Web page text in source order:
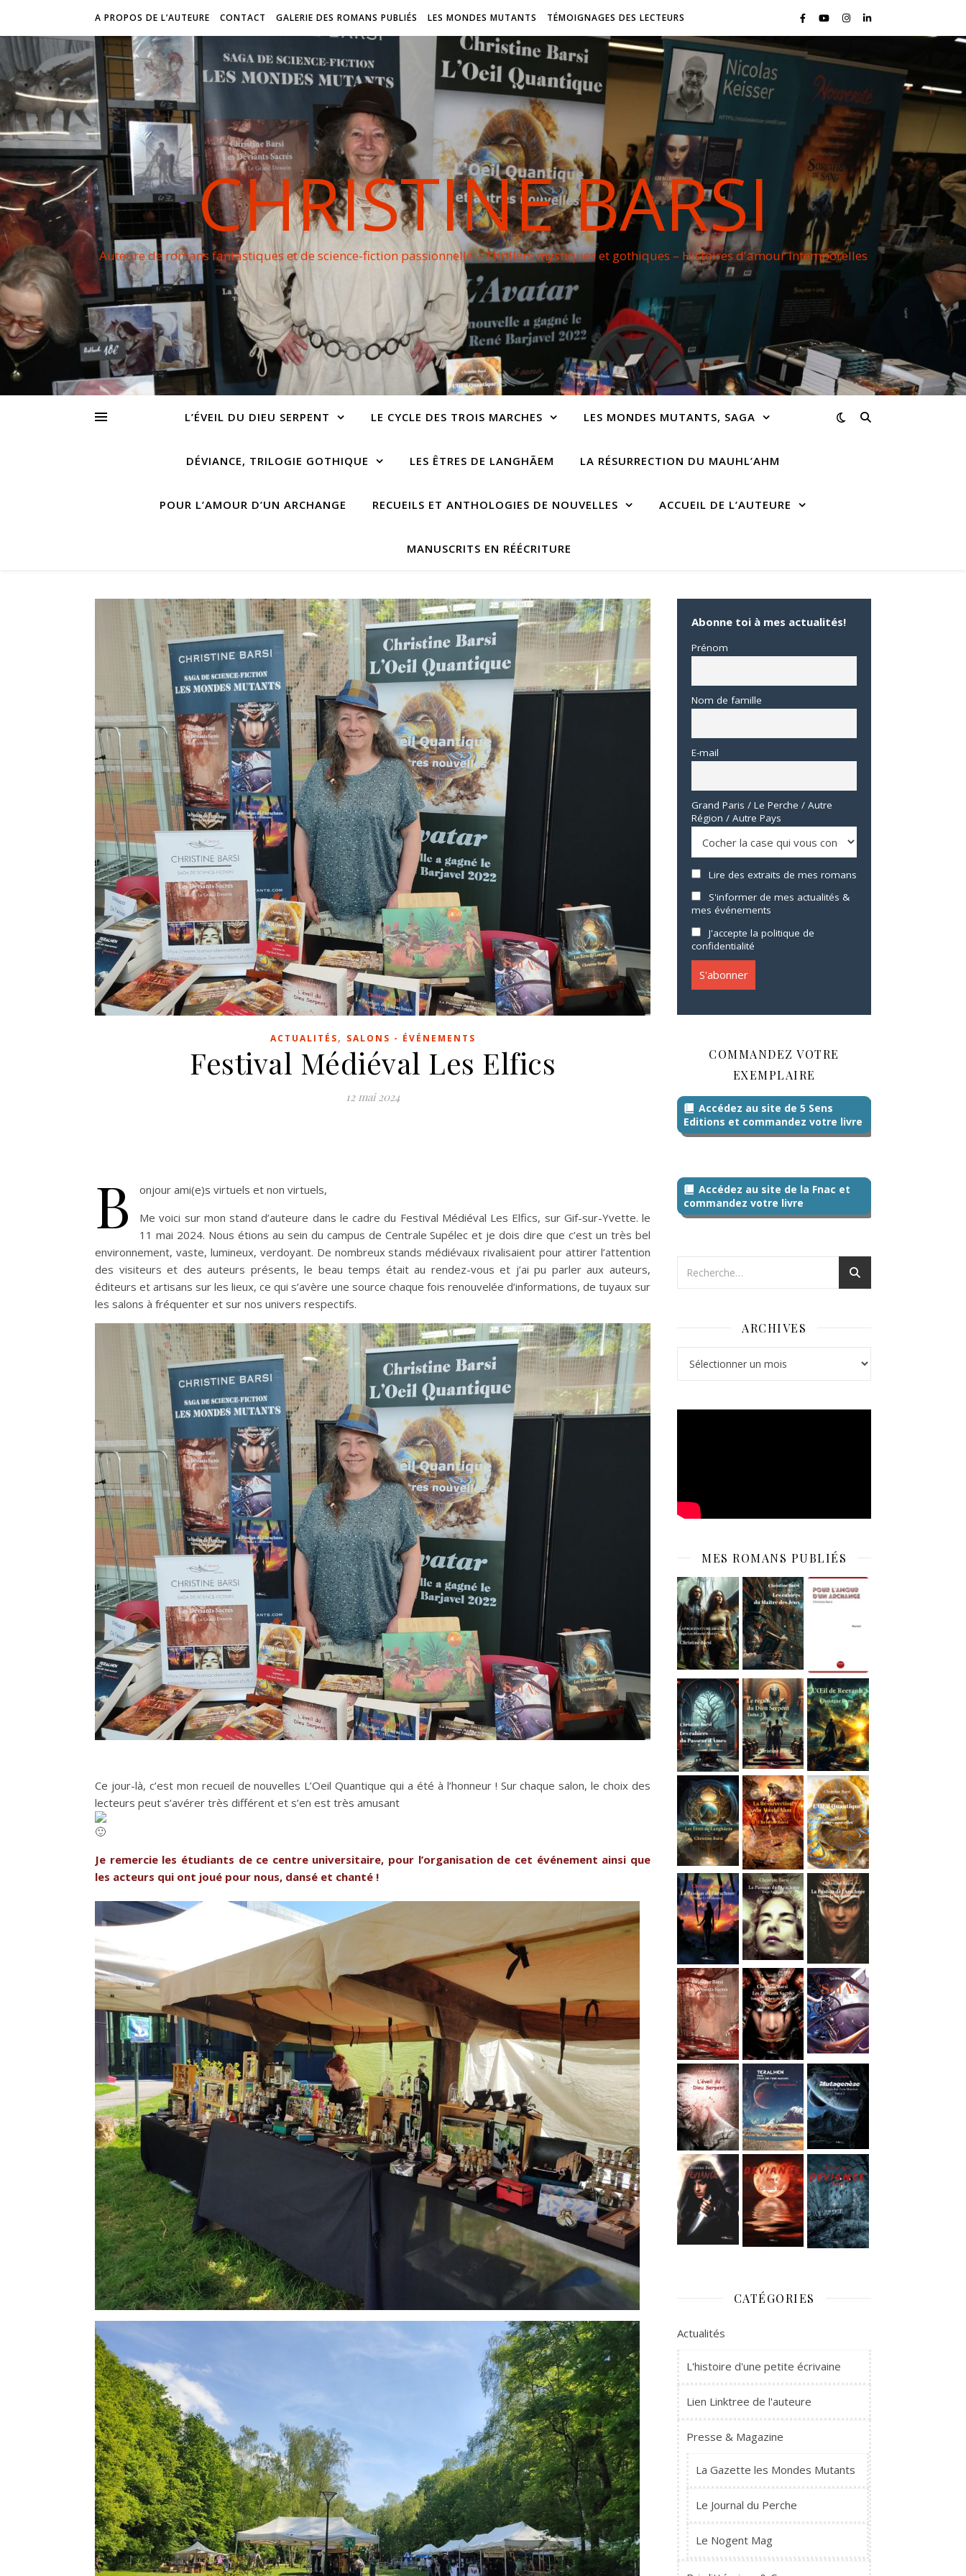
A PROPOS DE L’AUTEURE CONTACT GALERIE DES ROMANS PUBLIÉS LES MONDES MUTANTS TÉMOIGNAGES DES LECTEURS
CHRISTINE BARSI
Auteure de romans fantastiques et de science-fiction passionnelle – Thrillers mystiques et gothiques – Histoires d'amour intemporelles
L’ÉVEIL DU DIEU SERPENT LE CYCLE DES TROIS MARCHES LES MONDES MUTANTS, SAGA
DÉVIANCE, TRILOGIE GOTHIQUE LES ÊTRES DE LANGHÃEM LA RÉSURRECTION DU MAUHL’AHM
POUR L’AMOUR D’UN ARCHANGE RECUEILS ET ANTHOLOGIES DE NOUVELLES ACCUEIL DE L’AUTEURE
MANUSCRITS EN RÉÉCRITURE
ACTUALITÉS, SALONS - ÉVÉNEMENTS
Festival Médiéval Les Elfics
12 mai 2024
B
onjour ami(e)s virtuels et non virtuels,
Me voici sur mon stand d’auteure dans le cadre du Festival Médiéval Les Elfics, sur Gif-sur-Yvette. le
11 mai 2024. Nous étions au sein du campus de Centrale Supélec et je dois dire que c’est un très bel
environnement, vaste, lumineux, verdoyant. De nombreux stands médiévaux rivalisaient pour attirer l’attention
des visiteurs et des auteurs présents, le beau temps était au rendez-vous et j’ai pu parler aux auteurs,
éditeurs et artisans sur les lieux, ce qui s’avère une source chaque fois renouvelée d’informations, de tuyaux sur
les salons à fréquenter et sur nos univers respectifs.
Ce jour-là, c’est mon recueil de nouvelles L’Oeil Quantique qui a été à l’honneur ! Sur chaque salon, le choix des
lecteurs peut s’avérer très différent et s’en est très amusant
Je remercie les étudiants de ce centre universitaire, pour l’organisation de cet événement ainsi que
les acteurs qui ont joué pour nous, dansé et chanté !
Abonne toi à mes actualités!
Prénom
Nom de famille
E-mail
Grand Paris / Le Perche / Autre
Région / Autre Pays
Lire des extraits de mes romans
S'informer de mes actualités &
mes événements
J'accepte la politique de
confidentialité
COMMANDEZ VOTRE
EXEMPLAIRE
Accédez au site de 5 Sens
Editions et commandez votre livre
Accédez au site de la Fnac et
commandez votre livre
ARCHIVES
MES ROMANS PUBLIÉS
CATÉGORIES
Actualités
L'histoire d'une petite écrivaine
Lien Linktree de l'auteure
Presse & Magazine
La Gazette les Mondes Mutants
Le Journal du Perche
Le Nogent Mag